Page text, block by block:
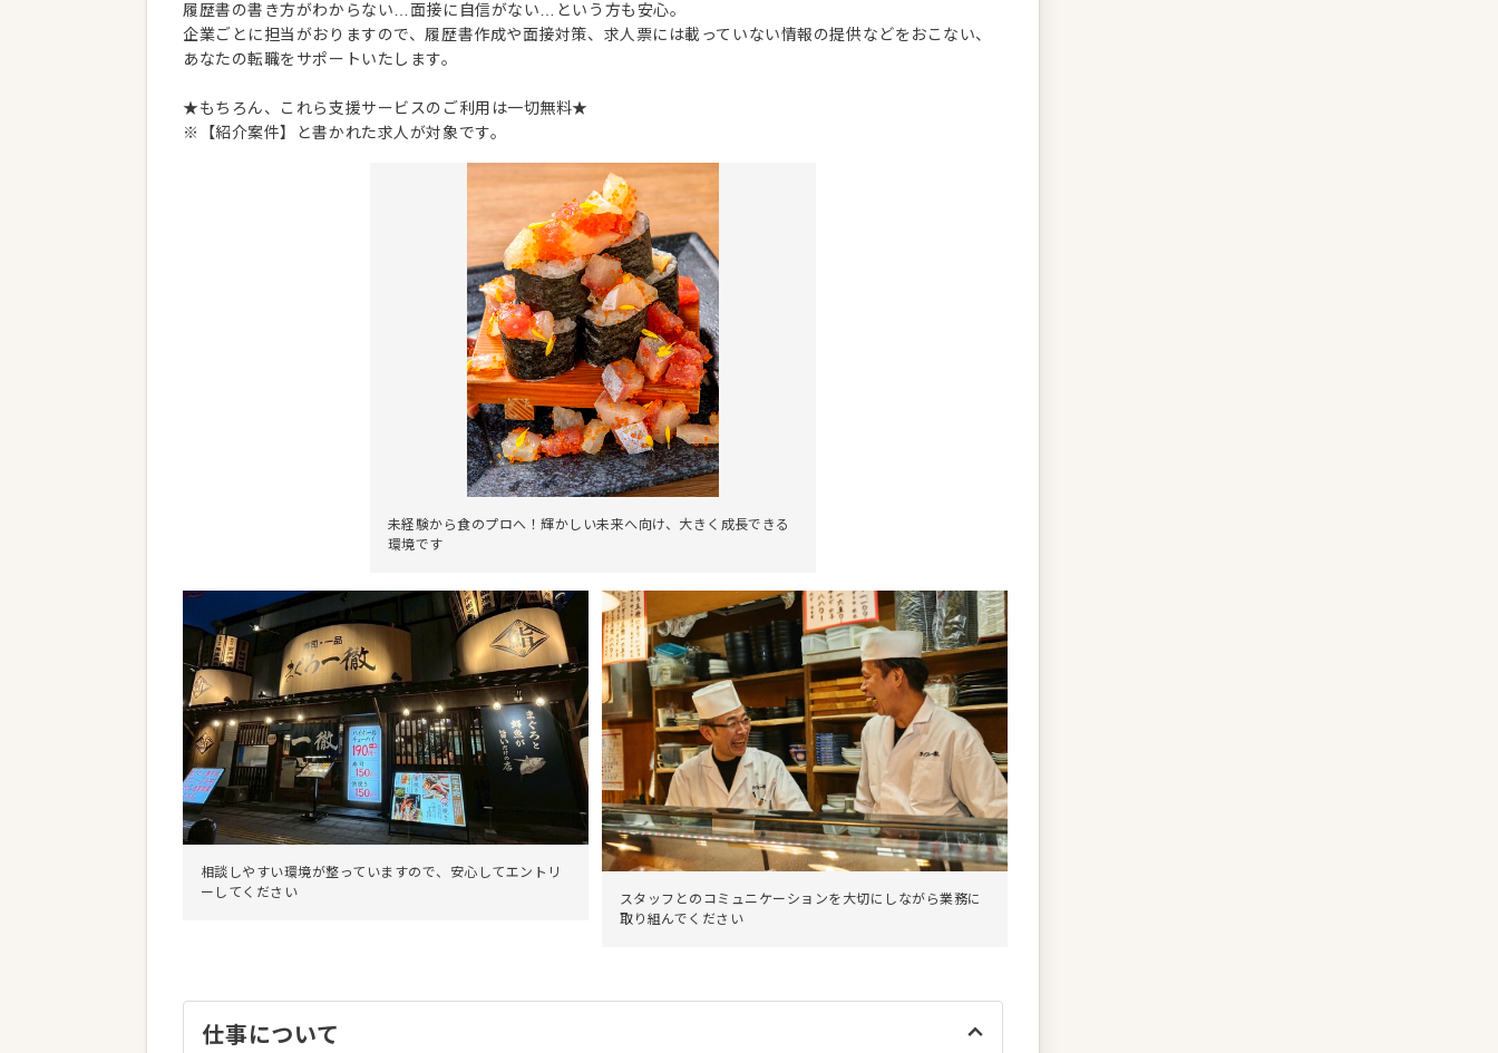
履歴書の書き方がわからない…面接に自信がない…という方も安心。
企業ごとに担当がおりますので、履歴書作成や面接対策、求人票には載っていない情報の提供などをおこない、
あなたの転職をサポートいたします。
★もちろん、これら支援サービスのご利用は一切無料★
※【紹介案件】と書かれた求人が対象です。
未経験から食のプロへ！輝かしい未来へ向け、大きく成長できる
環境です
相談しやすい環境が整っていますので、安心してエントリ
ーしてください
スタッフとのコミュニケーションを大切にしながら業務に
取り組んでください
仕事について